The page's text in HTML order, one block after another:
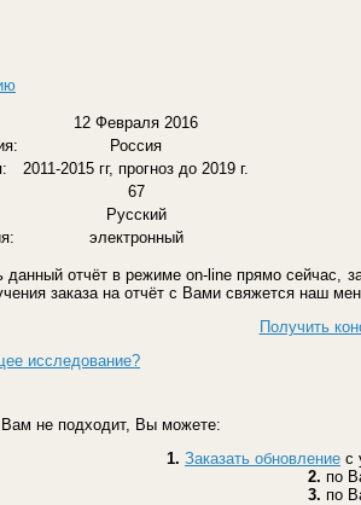
12 Февраля 2016
Россия
2011-2015 гг, прогноз до 2019 г.
67
Русский
электронный
данный отчёт в режиме on-line прямо сейчас,
заказа на отчёт с Вами свяжется наш
Получить
исследование?
не подходит, Вы можете:
1. Заказать обновление с
2. по
3. по